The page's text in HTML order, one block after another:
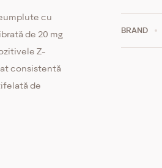
cu
de 20 mg
Z-
consistentă
de
BRAND